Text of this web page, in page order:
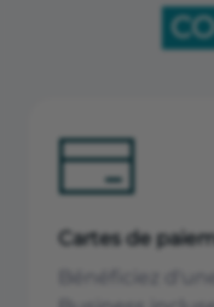
Cartes de
Bénéficiez